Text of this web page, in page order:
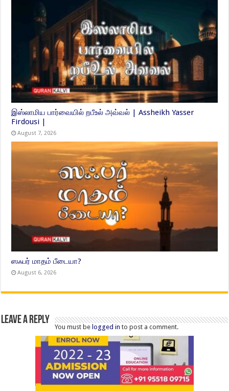
இஸ்லாமிய பார்வையில் றபீஉல் அவ்வல் | Assheikh Yasser
Firdousi |
August 7, 2026
ஸஃபர் மாதம் பீடையா?
August 6, 2026
Leave a Reply
You must be logged in to post a comment.